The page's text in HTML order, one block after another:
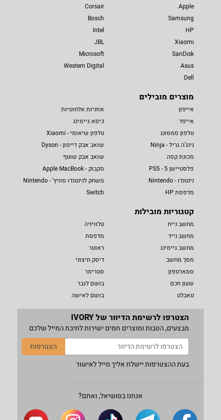
Apple
Samsung
HP
Xiaomi
SanDisk
Asus
Dell
Corsair
Bosch
Intel
JBL
Microsoft
Western Digital
מוצרים מובילים
אייפון
אייפד
טלפון סמסונג
נינג'ה גריל - Ninja
מכונת קפה
פלסטיישן 5 - PS5
נינטנדו - Nintendo
מדפסת HP
אוזניות אלחוטיות
כיסא גיימינג
טלפון שיאומי - Xiaomi
שואב אבק דייסון - Dyson
שואב אבק שוטף
מקבוק - Apple MacBook
משחק לנינטנדו סוויץ' - Nintendo
Switch
קטגוריות מובילות
מחשב נייח
מחשב נייד
מחשב גיימינג
מסך מחשב
סמארטפון
שעון חכם
טאבלט
טלוויזיה
מדפסת
ראוטר
דיסק חיצוני
סטרימר
בושם לגבר
בושם לאישה
הצטרפו לרשימת הדיוור של IVORY
מבצעים, הטבות ומוצרים חמים ישירות לתיבת המייל שלכם
הצטרפות
בעת ההצטרפות יישלח אליך מייל לאישור
אנחנו בסושיאל, ואתם?